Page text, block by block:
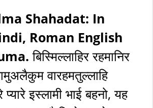
Shahadat: In
Roman English
बिस्मिल्लाहिर रहमानिर
वारहमतुल्लाहि
इस्लामी भाई बहनो, यह